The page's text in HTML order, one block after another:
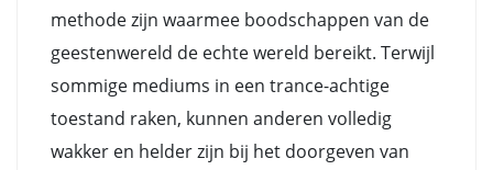
methode zijn waarmee boodschappen van de
geestenwereld de echte wereld bereikt. Terwijl
sommige mediums in een trance-achtige
toestand raken, kunnen anderen volledig
wakker en helder zijn bij het doorgeven van